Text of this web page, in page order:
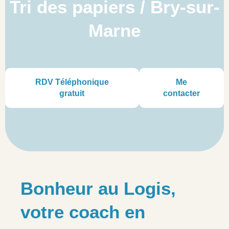
Tri des papiers / Bry-sur-
Marne
RDV Téléphonique
gratuit
Me
contacter
Bonheur au Logis,
votre coach en